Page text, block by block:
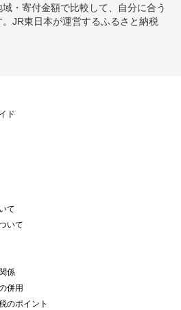
・寄付金額で比較して、自分に合う
JR東日本が運営するふるさと納税
ド
て
いて
係
併用
のポイント